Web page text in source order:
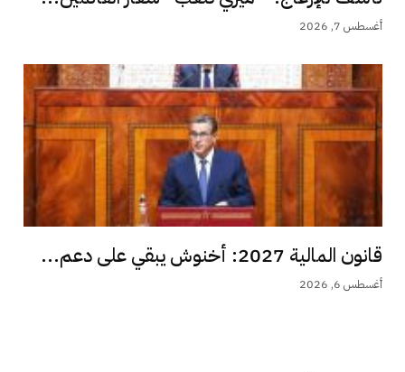
أغسطس 7, 2026
قانون المالية 2027: أخنوش يبقي على دعم...
أغسطس 6, 2026